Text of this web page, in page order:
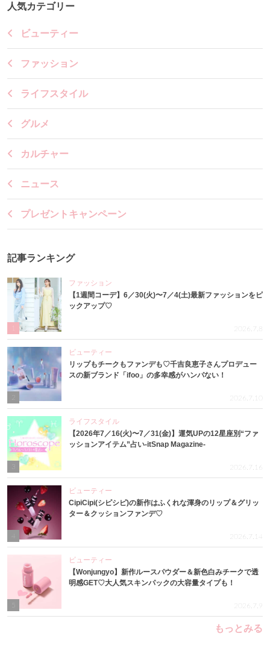
人気カテゴリー
ビューティー
ファッション
ライフスタイル
グルメ
カルチャー
ニュース
プレゼントキャンペーン
記事ランキング
ファッション
【1週間コーデ】6／30(火)〜7／4(土)最新ファッションをピ
ックアップ♡
2026.7.8
ビューティー
リップもチークもファンデも♡千吉良恵子さんプロデュー
スの新ブランド「ifoo」の多幸感がハンパない！
2026.7.10
3
ライフスタイル
【2026年7／16(火)〜7／31(金)】運気UPの12星座別“ファ
ッションアイテム”占い-itSnap Magazine-
2026.7.16
4
ビューティー
CipiCipi(シピシピ)の新作はふくれな渾身のリップ＆グリッ
ター＆クッションファンデ♡
2026.7.14
ビューティー
【Wonjungyo】新作ルースパウダー＆新色白みチークで透
明感GET♡大人気スキンパックの大容量タイプも！
2026.7.9
もっとみる